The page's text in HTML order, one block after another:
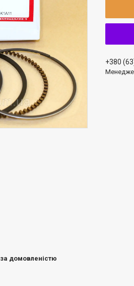
+380
за домовленістю